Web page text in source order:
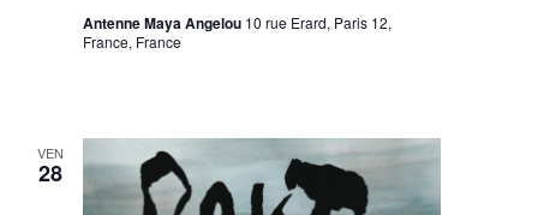
Antenne Maya Angelou 10 rue Erard, Paris 12,
France, France
VEN
28